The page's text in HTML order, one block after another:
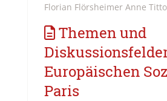
Florian Flörsheimer Anne
Themen und
Europäischen
Paris